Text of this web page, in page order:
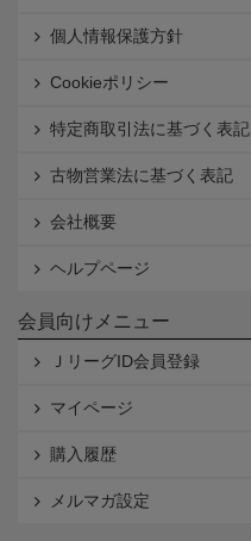
個人情報保護方針
Cookieポリシー
特定商取引法に基づく表記
古物営業法に基づく表記
会社概要
ヘルプページ
会員向けメニュー
ＪリーグID会員登録
マイページ
購入履歴
メルマガ設定